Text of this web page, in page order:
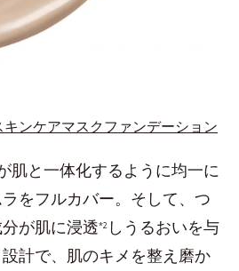
ンケアマスクファンデーション
肌と一体化するように均一に
をフルカバー。そして、つ
が肌に浸透*2 しうるおいを与
計で、肌のキメを整え磨か